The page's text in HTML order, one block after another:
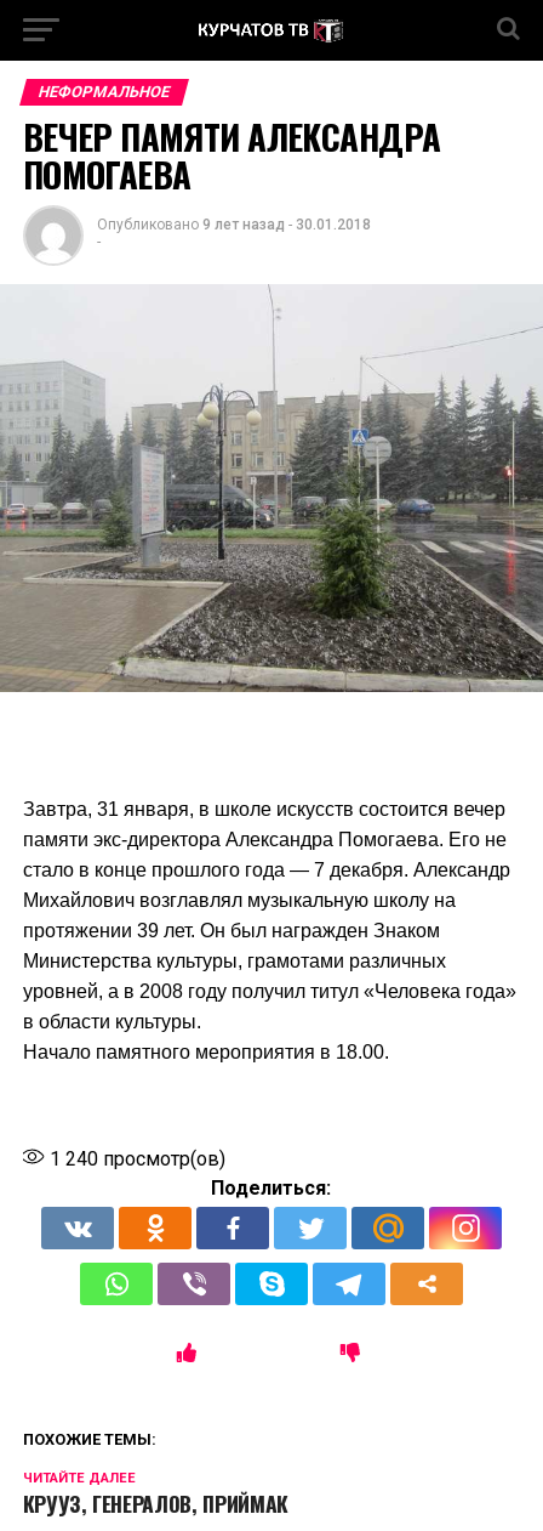
НЕФОРМАЛЬНОЕ
ВЕЧЕР ПАМЯТИ АЛЕКСАНДРА
ПОМОГАЕВА
Опубликовано 9 лет назад - 30.01.2018
-
Завтра, 31 января, в школе искусств состоится вечер
памяти экс-директора Александра Помогаева. Его не
стало в конце прошлого года — 7 декабря. Александр
Михайлович возглавлял музыкальную школу на
протяжении 39 лет. Он был награжден Знаком
Министерства культуры, грамотами различных
уровней, а в 2008 году получил титул «Человека года»
в области культуры.
Начало памятного мероприятия в 18.00.
1 240просмотр(ов)
Поделиться:
ПОХОЖИЕ ТЕМЫ:
ЧИТАЙТЕ ДАЛЕЕ
КРУУЗ, ГЕНЕРАЛОВ, ПРИЙМАК